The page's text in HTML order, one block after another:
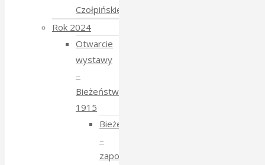
Czołpińskiej
Rok 2024
Otwarcie
wystawy
–
Bieżeństwo
1915
Bieżeństwo
–
zapomniane